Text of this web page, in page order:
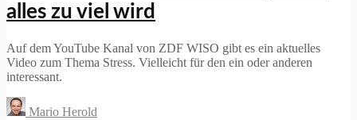
alles zu viel wird
Auf dem YouTube Kanal von ZDF WISO gibt es ein aktuelles
Video zum Thema Stress. Vielleicht für den ein oder anderen
interessant.
Mario Herold